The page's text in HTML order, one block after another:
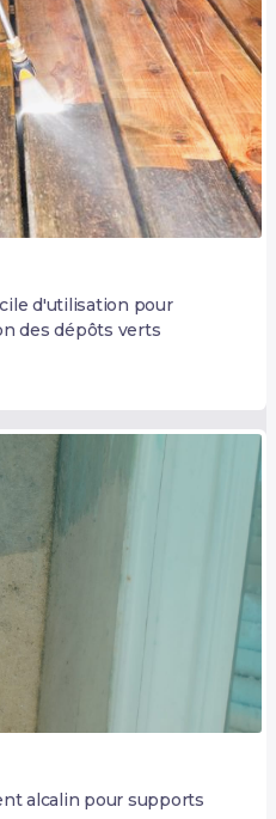
d'utilisation pour
des dépôts verts
alcalin pour supports